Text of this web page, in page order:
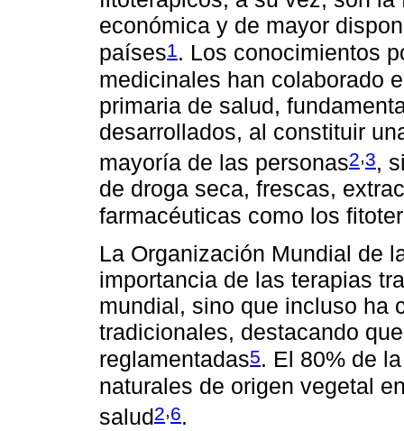
económica y de mayor
países1 . Los conocimientos
medicinales han colaborado
primaria de salud,
desarrollados, al constituir
mayoría de las personas2 3,
de droga seca, frescas,
farmacéuticas como los
La Organización Mundial de
importancia de las terapias
mundial, sino que incluso ha
tradicionales, destacando
reglamentadas5. El 80% de
naturales de origen vegetal
salud2,6.